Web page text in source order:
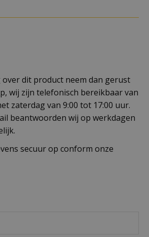
over dit product neem dan gerust
wij zijn telefonisch bereikbaar van
zaterdag van 9:00 tot 17:00 uur.
beantwoorden wij op werkdagen
secuur op conform onze